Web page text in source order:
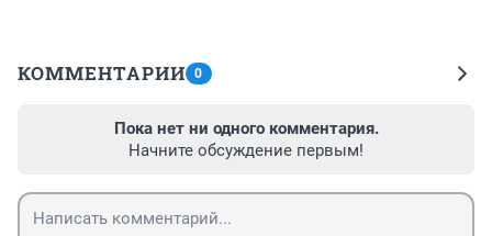
КОММЕНТАРИИ 0
Пока нет ни одного комментария.
Начните обсуждение первым!